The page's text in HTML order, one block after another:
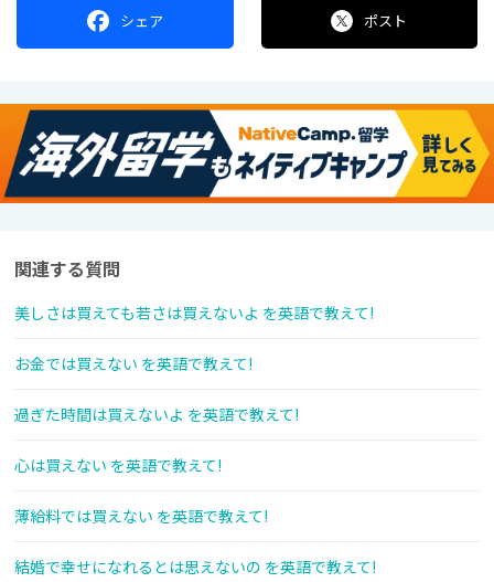
シェア ポスト
関連する質問
美しさは買えても若さは買えないよ を英語で教えて!
お金では買えない を英語で教えて!
過ぎた時間は買えないよ を英語で教えて!
心は買えない を英語で教えて!
薄給料では買えない を英語で教えて!
結婚で幸せになれるとは思えないの を英語で教えて!